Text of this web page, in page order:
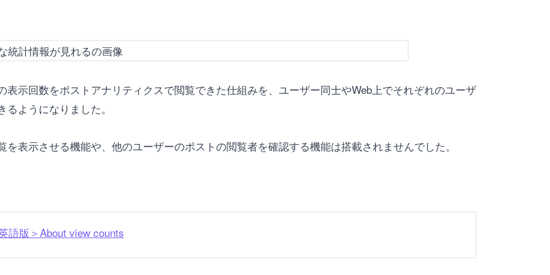
示回数をポストアナリティクスで閲覧できた仕組みを、ユーザー同士やWeb上でそれぞれのユーザ
ようになりました。
表示させる機能や、他のユーザーのポストの閲覧者を確認する機能は搭載されませんでした。
語版＞About view counts